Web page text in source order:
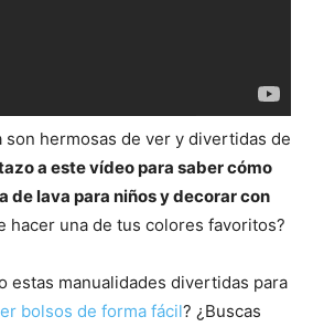
son hermosas de ver y divertidas de
a este vídeo para saber cómo
de lava para niños y decorar con
hacer una de tus colores favoritos?
estas manualidades divertidas para
bolsos de forma fácil? ¿Buscas